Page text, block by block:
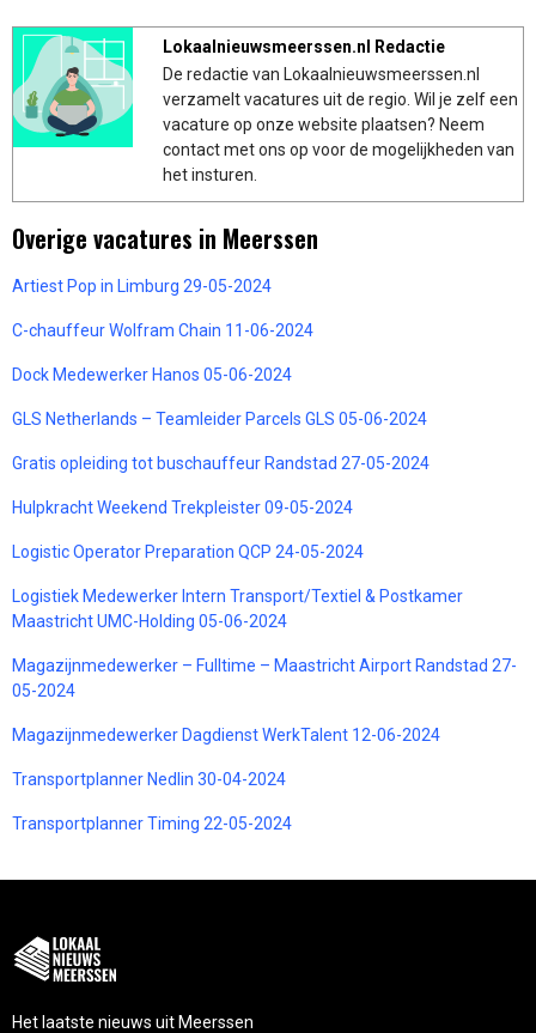
Lokaalnieuwsmeerssen.nl Redactie
De redactie van Lokaalnieuwsmeerssen.nl
verzamelt vacatures uit de regio. Wil je zelf een
vacature op onze website plaatsen? Neem
contact met ons op voor de mogelijkheden van
het insturen.
Overige vacatures in Meerssen
Artiest Pop in Limburg 29-05-2024
C-chauffeur Wolfram Chain 11-06-2024
Dock Medewerker Hanos 05-06-2024
GLS Netherlands – Teamleider Parcels GLS 05-06-2024
Gratis opleiding tot buschauffeur Randstad 27-05-2024
Hulpkracht Weekend Trekpleister 09-05-2024
Logistic Operator Preparation QCP 24-05-2024
Logistiek Medewerker Intern Transport/Textiel & Postkamer
Maastricht UMC-Holding 05-06-2024
Magazijnmedewerker – Fulltime – Maastricht Airport Randstad 27-
05-2024
Magazijnmedewerker Dagdienst WerkTalent 12-06-2024
Transportplanner Nedlin 30-04-2024
Transportplanner Timing 22-05-2024
Het laatste nieuws uit Meerssen